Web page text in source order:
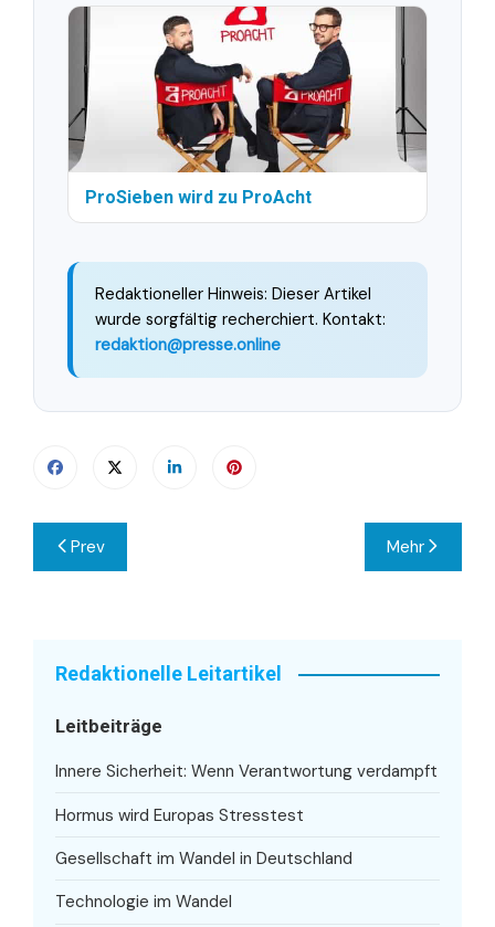
ProSieben wird zu ProAcht
Redaktioneller Hinweis: Dieser Artikel
wurde sorgfältig recherchiert. Kontakt:
redaktion@presse.online
Beitragsnavigation
Prev Mehr
Redaktionelle Leitartikel
Leitbeiträge
Innere Sicherheit: Wenn Verantwortung verdampft
Hormus wird Europas Stresstest
Gesellschaft im Wandel in Deutschland
Technologie im Wandel